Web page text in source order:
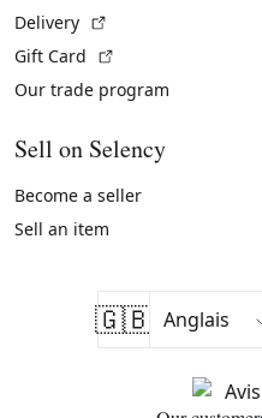
Delivery
Gift Card
Our trade program
Sell on Selency
Become a seller
Sell an item
🇬🇧